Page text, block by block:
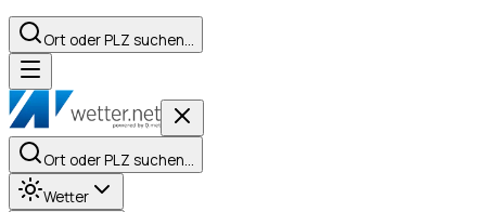
Ort oder PLZ suchen…
Ort oder PLZ suchen…
Wetter